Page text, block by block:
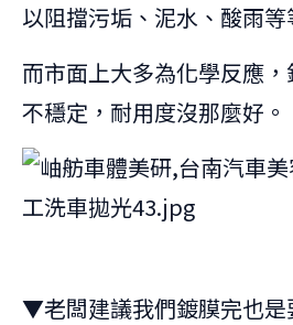
以阻擋污垢、泥水、酸雨等
而市面上大多為化學反應
不穩定，耐用度沒那麼好。
▼老闆建議我們鍍膜完也是